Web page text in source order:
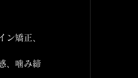
ン矯正、
、噛み締